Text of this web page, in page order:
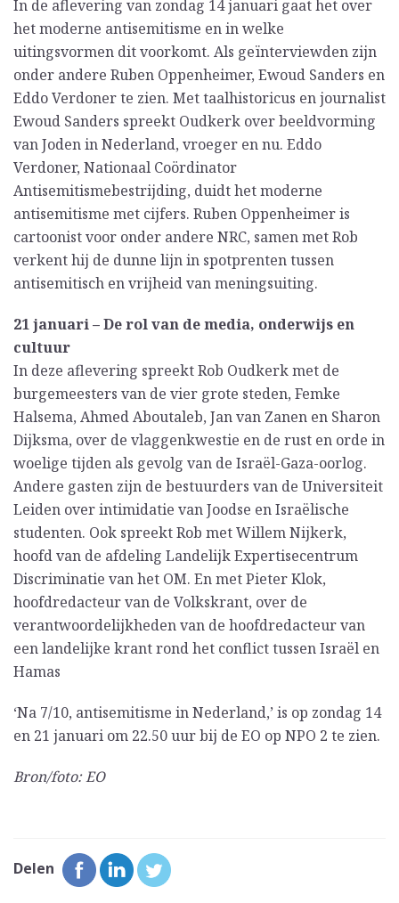
In de aflevering van zondag 14 januari gaat het over
het moderne antisemitisme en in welke
uitingsvormen dit voorkomt. Als geïnterviewden zijn
onder andere Ruben Oppenheimer, Ewoud Sanders en
Eddo Verdoner te zien. Met taalhistoricus en journalist
Ewoud Sanders spreekt Oudkerk over beeldvorming
van Joden in Nederland, vroeger en nu. Eddo
Verdoner, Nationaal Coördinator
Antisemitismebestrijding, duidt het moderne
antisemitisme met cijfers. Ruben Oppenheimer is
cartoonist voor onder andere NRC, samen met Rob
verkent hij de dunne lijn in spotprenten tussen
antisemitisch en vrijheid van meningsuiting.
21 januari – De rol van de media, onderwijs en
cultuur
In deze aflevering spreekt Rob Oudkerk met de
burgemeesters van de vier grote steden, Femke
Halsema, Ahmed Aboutaleb, Jan van Zanen en Sharon
Dijksma, over de vlaggenkwestie en de rust en orde in
woelige tijden als gevolg van de Israël-Gaza-oorlog.
Andere gasten zijn de bestuurders van de Universiteit
Leiden over intimidatie van Joodse en Israëlische
studenten. Ook spreekt Rob met Willem Nijkerk,
hoofd van de afdeling Landelijk Expertisecentrum
Discriminatie van het OM. En met Pieter Klok,
hoofdredacteur van de Volkskrant, over de
verantwoordelijkheden van de hoofdredacteur van
een landelijke krant rond het conflict tussen Israël en
Hamas
‘Na 7/10, antisemitisme in Nederland,’ is op zondag 14
en 21 januari om 22.50 uur bij de EO op NPO 2 te zien.
Bron/foto: EO
Delen